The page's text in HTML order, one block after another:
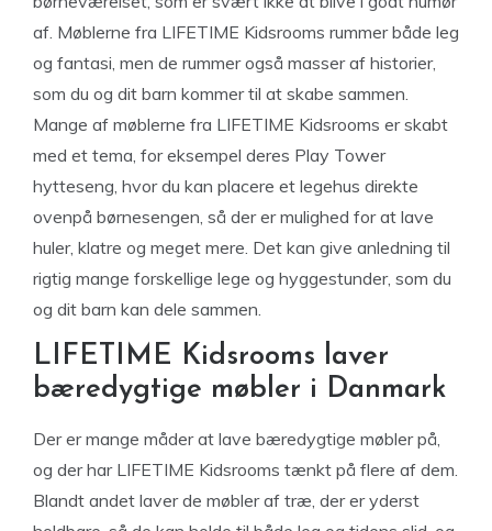
af. Møblerne fra LIFETIME Kidsrooms rummer både leg
og fantasi, men de rummer også masser af historier,
som du og dit barn kommer til at skabe sammen.
Mange af møblerne fra LIFETIME Kidsrooms er skabt
med et tema, for eksempel deres Play Tower
hytteseng, hvor du kan placere et legehus direkte
ovenpå børnesengen, så der er mulighed for at lave
huler, klatre og meget mere. Det kan give anledning til
rigtig mange forskellige lege og hyggestunder, som du
og dit barn kan dele sammen.
LIFETIME Kidsrooms laver
bæredygtige møbler i Danmark
Der er mange måder at lave bæredygtige møbler på,
og der har LIFETIME Kidsrooms tænkt på flere af dem.
Blandt andet laver de møbler af træ, der er yderst